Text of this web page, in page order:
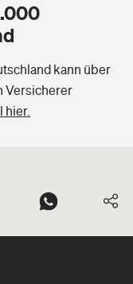
kann über
Versicherer
hier.